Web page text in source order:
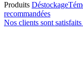
Produits Déstockage
recommandées
Nos clients sont satisfaits